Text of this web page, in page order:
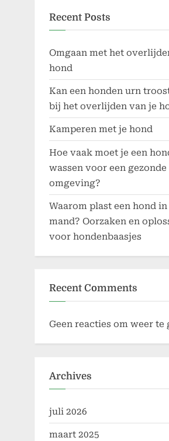
Recent Posts
Omgaan met het
hond
Kan een honden urn
bij het overlijden van je
Kamperen met je hond
Hoe vaak moet je een
wassen voor een gezonde
omgeving?
Waarom plast een hond
mand? Oorzaken en
voor hondenbaasjes
Recent Comments
Geen reacties om weer te
Archives
juli 2026
maart 2025